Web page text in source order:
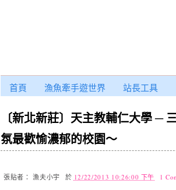
首頁 漁魚牽手遊世界 站長工具
〔新北新莊〕天主教輔仁大學 ─
氛最歡愉濃郁的校園～
張貼者：漁夫小宇 於 12/22/2013 10:26:00 下午 1